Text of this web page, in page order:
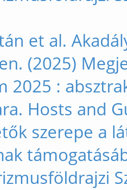
et al.
(2025)
2025 :
Hosts and
szerepe a